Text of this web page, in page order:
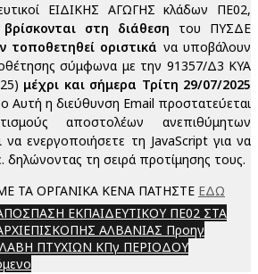
ΕΙΔΙΚΗΣ ΑΓΩΓΗΣ κλάδων ΠΕ02,
βρίσκονται στη διάθεση του ΠΥΣΔΕ
τοποθετηθεί οριστικά να υποβάλουν
σύμφωνα με την 91357/Δ3 ΚΥΑ
μέχρι και σήμερα Τρίτη 29/07/2025
Αυτή η διεύθυνση Email προστατεύεται
αποστολέων ανεπιθύμητων
να ενεργοποιήσετε τη JavaScript για να
δηλώνοντας τη σειρά προτίμησης τους.
ΤΑ ΟΡΓΑΝΙΚΑ ΚΕΝΑ ΠΑΤΗΣΤΕ ΕΔΩ
ΕΚΠΑΙΔΕΥΤΙΚΟΥ ΠΕ02 ΣΤΑ
ΑΛΒΑΝΙΑΣ Προηγ
ΠΤΥΧΙΩΝ ΚΠγ ΠΕΡΙΟΔΟΥ